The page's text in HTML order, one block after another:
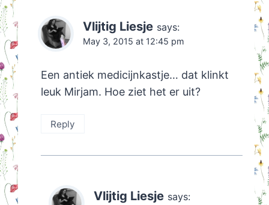
Vlijtig Liesje says:
May 3, 2015 at 12:45 pm
Een antiek medicijnkastje… dat klinkt
leuk Mirjam. Hoe ziet het er uit?
Reply
Vlijtig Liesje says: